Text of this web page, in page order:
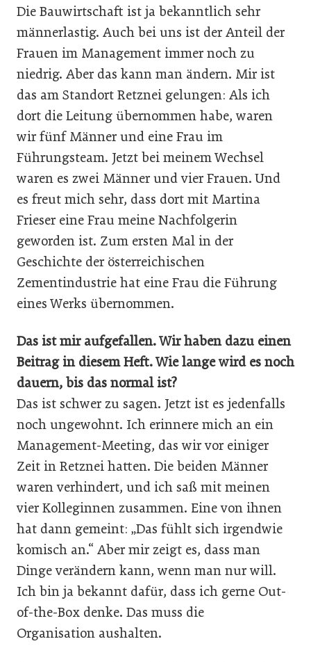
Die Bauwirtschaft ist ja bekanntlich sehr
männerlastig. Auch bei uns ist der Anteil der
Frauen im Management immer noch zu
niedrig. Aber das kann man ändern. Mir ist
das am Standort Retznei gelungen: Als ich
dort die Leitung übernommen habe, waren
wir fünf Männer und eine Frau im
Führungsteam. Jetzt bei meinem Wechsel
waren es zwei Männer und vier Frauen. Und
es freut mich sehr, dass dort mit Martina
Frieser eine Frau meine Nachfolgerin
geworden ist. Zum ersten Mal in der
Geschichte der österreichischen
Zementindustrie hat eine Frau die Führung
eines Werks übernommen.
Das ist mir aufgefallen. Wir haben dazu einen
Beitrag in diesem Heft. Wie lange wird es noch
dauern, bis das normal ist?
Das ist schwer zu sagen. Jetzt ist es jedenfalls
noch ungewohnt. Ich erinnere mich an ein
Management-Meeting, das wir vor einiger
Zeit in Retznei hatten. Die beiden Männer
waren verhindert, und ich saß mit meinen
vier Kolleginnen zusammen. Eine von ihnen
hat dann gemeint: „Das fühlt sich irgendwie
komisch an.“ Aber mir zeigt es, dass man
Dinge verändern kann, wenn man nur will.
Ich bin ja bekannt dafür, dass ich gerne Out-
of-the-Box denke. Das muss die
Organisation aushalten.